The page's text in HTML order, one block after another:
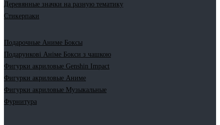
Деревянные значки на разную тематику
Стикерпаки
Подарочные Аниме Боксы
Подарункові Аніме Бокси з чашкою
Фигурки акриловые Genshin Impact
Фигурки акриловые Аниме
Фигурки акриловые Музыкальные
Фурнитура